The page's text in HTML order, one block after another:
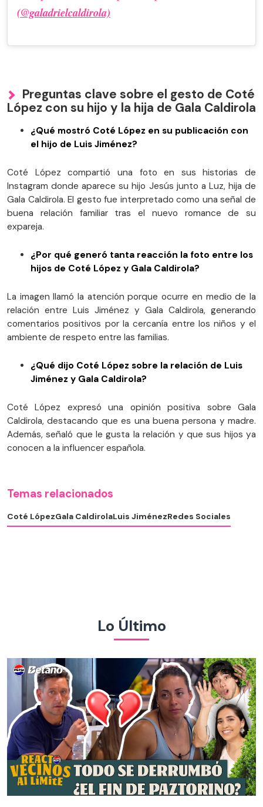
(@galadrielcaldirola)
Preguntas clave sobre el gesto de Coté
López con su hijo y la hija de Gala Caldirola
¿Qué mostró Coté López en su publicación con
el hijo de Luis Jiménez?
Coté López compartió una foto en sus historias de
Instagram donde aparece su hijo Jesús junto a Luz, hija de
Gala Caldirola. El gesto fue interpretado como una señal de
buena relación familiar tras el nuevo romance de su
expareja.
¿Por qué generó tanta reacción la foto entre los
hijos de Coté López y Gala Caldirola?
La imagen llamó la atención porque ocurre en medio de la
relación entre Luis Jiménez y Gala Caldirola, generando
comentarios positivos por la cercanía entre los niños y el
ambiente de respeto entre las familias.
¿Qué dijo Coté López sobre la relación de Luis
Jiménez y Gala Caldirola?
Coté López expresó una opinión positiva sobre Gala
Caldirola, destacando que es una buena persona y madre.
Además, señaló que le gusta la relación y que sus hijos ya
conocen a la influencer española.
Temas relacionados
Coté LópezGala CaldirolaLuis JiménezRedes Sociales
Lo Último